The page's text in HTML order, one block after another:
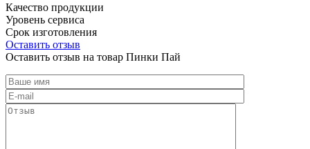
Качество продукции
Уровень сервиса
Срок изготовления
Оставить отзыв
Оставить отзыв на товар Пинки Пай